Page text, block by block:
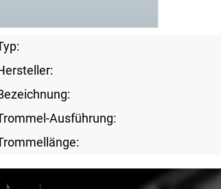
Ausführung: